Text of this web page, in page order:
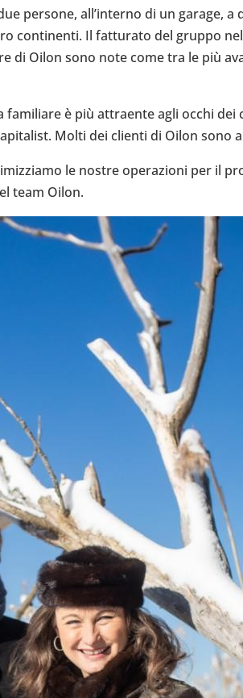
persone, all’in­terno di un garage,
con­ti­nenti. Il fat­tu­rato del gruppo
di Oilon sono note come tra le più
fami­liare è più attraente agli occhi
Molti dei clienti di Oilon sono
le nostre ope­ra­zioni per il
team Oilon.